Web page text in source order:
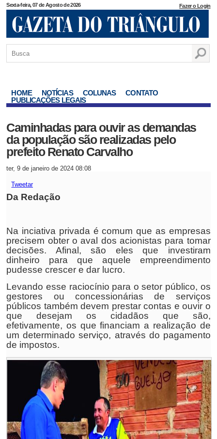
Sexta-feira, 07 de Agosto de 2026 Fazer o Login
HOME NOTÍCIAS COLUNAS
CONTATO
PUBLICAÇÕES LEGAIS
Caminhadas para ouvir as demandas
da população são realizadas pelo
prefeito Renato Carvalho
ter, 9 de janeiro de 2024 08:08
Tweetar
Da Redação
Na inciativa privada é comum que as empresas
precisem obter o aval dos acionistas para tomar
decisões. Afinal, são eles que investiram
dinheiro para que aquele empreendimento
pudesse crescer e dar lucro.
Levando esse raciocínio para o setor público, os
gestores ou concessionárias de serviços
públicos também devem prestar contas e ouvir o
que desejam os cidadãos que são,
efetivamente, os que financiam a realização de
um determinado serviço, através do pagamento
de impostos.